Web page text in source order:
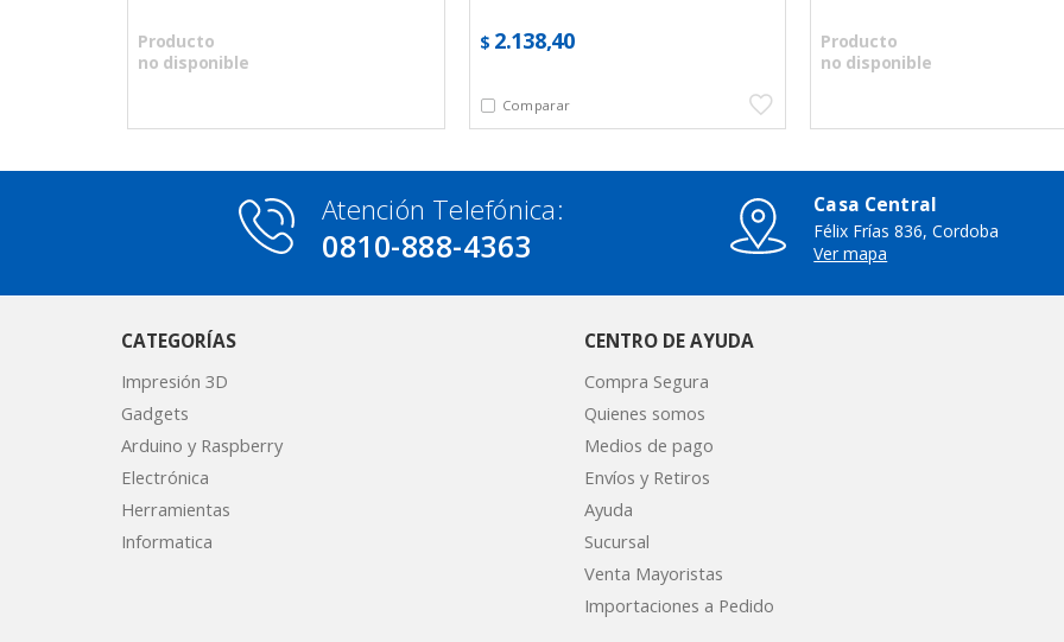
Producto
no disponible
$ 2.138,40
Producto
no disponible
Atención Telefónica:
0810-888-4363
Casa Central
Félix Frías 836, Cordoba
Ver mapa
CATEGORÍAS
Impresión 3D
Gadgets
Arduino y Raspberry
Electrónica
Herramientas
Informatica
CENTRO DE AYUDA
Compra Segura
Quienes somos
Medios de pago
Envíos y Retiros
Ayuda
Sucursal
Venta Mayoristas
Importaciones a Pedido